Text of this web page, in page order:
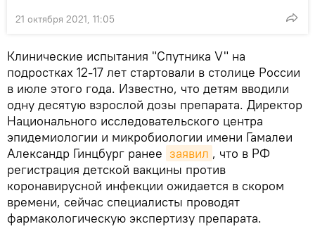
21 октября 2021, 11:05
Клинические испытания "Спутника V" на
подростках 12-17 лет стартовали в столице России
в июле этого года. Известно, что детям вводили
одну десятую взрослой дозы препарата. Директор
Национального исследовательского центра
эпидемиологии и микробиологии имени Гамалеи
Александр Гинцбург ранее заявил , что в РФ
регистрация детской вакцины против
коронавирусной инфекции ожидается в скором
времени, сейчас специалисты проводят
фармакологическую экспертизу препарата.